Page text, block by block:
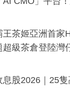
鐘生成「貼地」
王茶姬亞洲首家
超級茶倉登陸灣
香港限定特調系
息股2026｜25隻